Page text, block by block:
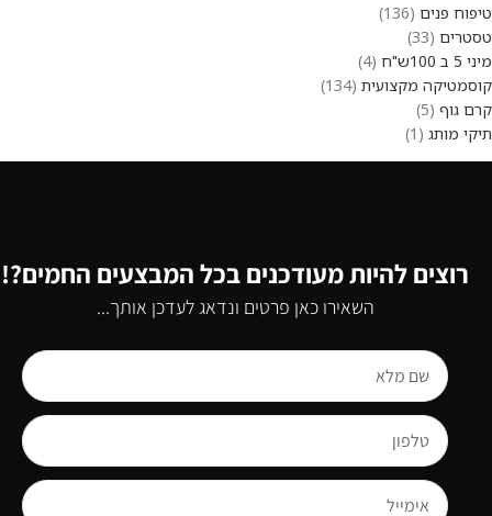
טיפוח פנים 136
טסטרים 33
מיני 5 ב 100ש"ח
4
קוסמטיקה מקצועית 134
קרם גוף 5
תיקי מותג
1
רוצים להיות מעודכנים בכל המבצעים החמים?!
השאירו כאן פרטים ונדאג לעדכן אותך...